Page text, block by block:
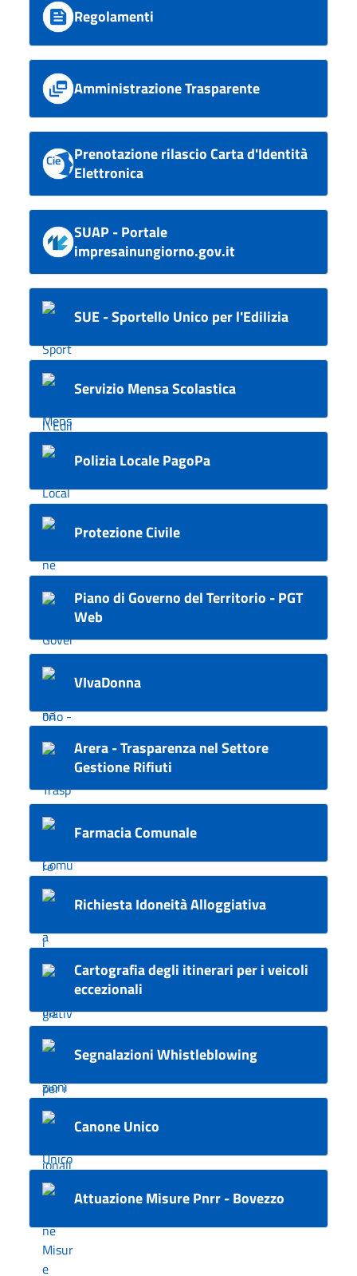
Regolamenti
Amministrazione Trasparente
Prenotazione rilascio Carta d'Identità
Elettronica
SUAP - Portale
impresainungiorno.gov.it
SUE - Sportello Unico per l'Edilizia
Servizio Mensa Scolastica
Polizia Locale PagoPa
Protezione Civile
Piano di Governo del Territorio - PGT
Web
VIvaDonna
Arera - Trasparenza nel Settore
Gestione Rifiuti
Farmacia Comunale
Richiesta Idoneità Alloggiativa
Cartografia degli itinerari per i veicoli
eccezionali
Segnalazioni Whistleblowing
Canone Unico
Attuazione Misure Pnrr - Bovezzo